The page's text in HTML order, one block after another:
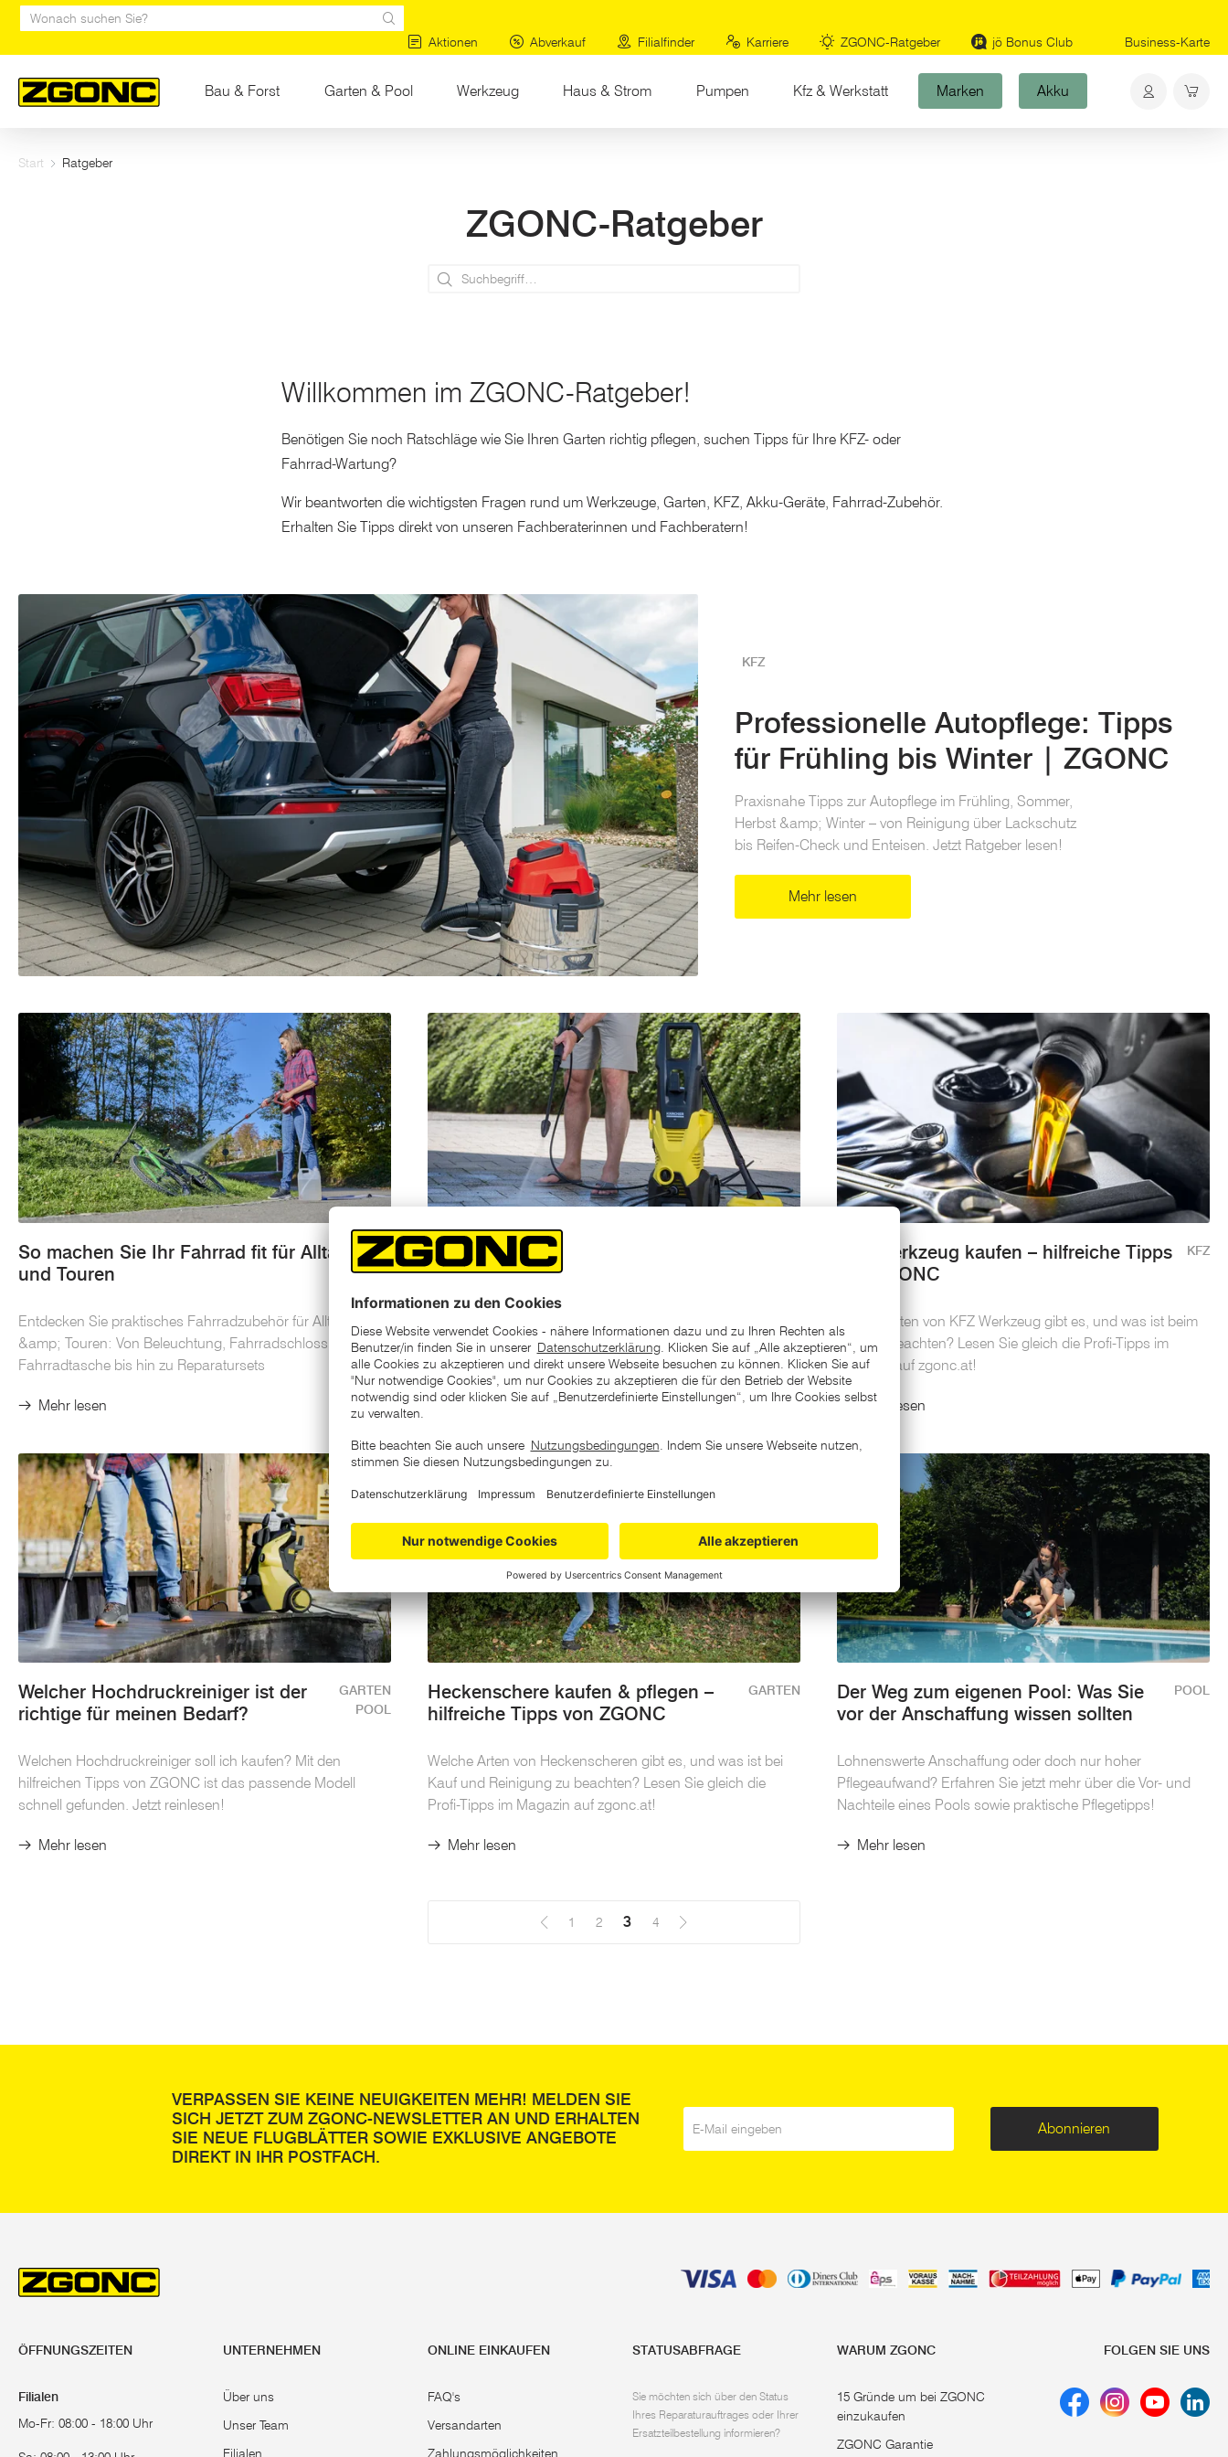
Hauptinhalt
Inhaltsverzeichnis
Hauptnavigation
Inhaltsverzeichnis
Willkommen im ZGONC-Ratgeber!
sr.Suche
Aktionen
Abverkauf Filialfinder Karriere ZGONC-Ratgeber jö Bonus Club Business-Karte
Bau & Forst Garten & Pool Werkzeug Haus & Strom Pumpen Kfz & Werkstatt Marken Akku
Start Ratgeber
ZGONC-Ratgeber
Suchen
Willkommen im ZGONC-Ratgeber!
Benötigen Sie noch Ratschläge wie Sie Ihren Garten richtig pflegen, suchen Tipps für Ihre KFZ- oder
Fahrrad-Wartung?
Wir beantworten die wichtigsten Fragen rund um Werkzeuge, Garten, KFZ, Akku-Geräte, Fahrrad-Zubehör.
Erhalten Sie Tipps direkt von unseren Fachberaterinnen und Fachberatern!
KFZ
Professionelle Autopflege: Tipps
für Frühling bis Winter | ZGONC
Praxisnahe Tipps zur Autopflege im Frühling, Sommer,
Herbst &amp; Winter – von Reinigung über Lackschutz
bis Reifen-Check und Enteisen. Jetzt Ratgeber lesen!
Mehr lesen
So machen Sie Ihr Fahrrad fit für Alltag
und Touren
KFZ
Entdecken Sie praktisches Fahrradzubehör für Alltag
&amp; Touren: Von Beleuchtung, Fahrradschloss und
Fahrradtasche bis hin zu Reparatursets
Mehr lesen
5 Gartengeräte, die Ihr Leben
erleichtern
Gartenpflege einfacher machen! Vom Hochdruckreiniger bis
zur Motorhacke. Jetzt mehr erfahren!
Mehr lesen
KFZ Werkzeug kaufen – hilfreiche Tipps
von ZGONC
KFZ
Welche Arten von KFZ Werkzeug gibt es, und was ist beim
Kauf zu beachten? Lesen Sie gleich die Profi-Tipps im
Magazin auf zgonc.at!
Mehr lesen
Welcher Hochdruckreiniger ist der
richtige für meinen Bedarf?
GARTEN
POOL
Welchen Hochdruckreiniger soll ich kaufen? Mit den
hilfreichen Tipps von ZGONC ist das passende Modell
schnell gefunden. Jetzt reinlesen!
Mehr lesen
Heckenschere kaufen & pflegen –
hilfreiche Tipps von ZGONC
GARTEN
Welche Arten von Heckenscheren gibt es, und was ist bei
Kauf und Reinigung zu beachten? Lesen Sie gleich die
Profi-Tipps im Magazin auf zgonc.at!
Mehr lesen
Der Weg zum eigenen Pool: Was Sie
vor der Anschaffung wissen sollten
POOL
Lohnenswerte Anschaffung oder doch nur hoher
Pflegeaufwand? Erfahren Sie jetzt mehr über die Vor- und
Nachteile eines Pools sowie praktische Pflegetipps!
Mehr lesen
1 2 3 (Aktuell)
4
VERPASSEN SIE KEINE NEUIGKEITEN MEHR! MELDEN SIE
SICH JETZT ZUM ZGONC-NEWSLETTER AN UND ERHALTEN
SIE NEUE FLUGBLÄTTER SOWIE EXKLUSIVE ANGEBOTE
DIREKT IN IHR POSTFACH.
Abonnieren
ÖFFNUNGSZEITEN
Filialen
Mo-Fr: 08:00 - 18:00 Uhr
UNTERNEHMEN
Über uns
Unser Team
Filialen
ONLINE EINKAUFEN
FAQ's
Versandarten
Zahlungsmöglichkeiten
STATUSABFRAGE
Sie möchten sich über den Status
Ihres Reparaturauftrages oder Ihrer
Ersatzteilbestellung informieren?
WARUM ZGONC
15 Gründe um bei ZGONC
einzukaufen
ZGONC Garantie
FOLGEN SIE UNS